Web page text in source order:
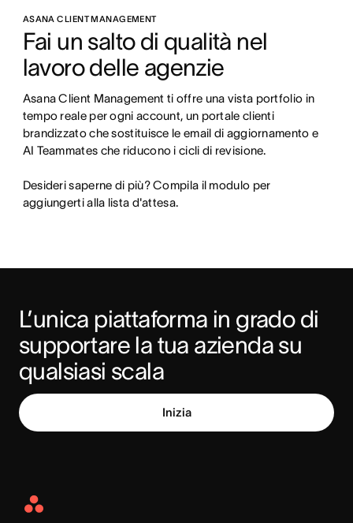
ASANA CLIENT MANAGEMENT
Fai un salto di qualità nel
lavoro delle agenzie
Asana Client Management ti offre una vista portfolio in
tempo reale per ogni account, un portale clienti
brandizzato che sostituisce le email di aggiornamento e
AI Teammates che riducono i cicli di revisione.
Desideri saperne di più? Compila il modulo per
aggiungerti alla lista d'attesa.
L’unica piattaforma in grado di
supportare la tua azienda su
qualsiasi scala
Inizia
Asana